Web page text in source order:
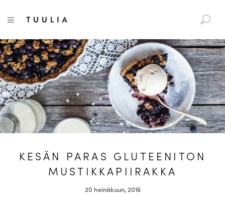
a
r
c
h
f
o
r
:
TOGGLE NAVIGATION
KESÄN PARAS GLUTEENITON
MUSTIKKAPIIRAKKA
20 heinäkuun, 2016